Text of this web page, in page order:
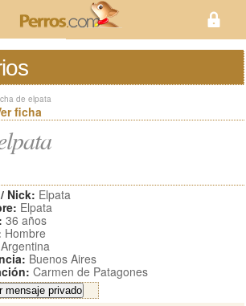
de elpata
ficha
Nick: Elpata
Elpata
36 años
Hombre
Argentina
Buenos Aires
Carmen de Patagones